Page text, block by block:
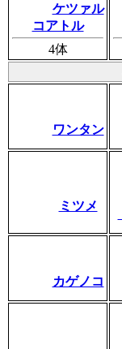
ケツァル
コアトル
4体
ワンタン
ミツメ
カゲノコ